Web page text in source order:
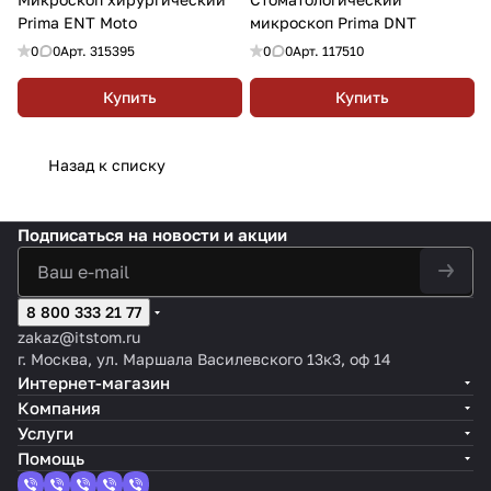
Prima ENT Moto
0 0Арт. 315395
Купить
микроскоп Prima DNT
0 0Арт. 117510
Купить
Назад к списку
Подписаться на новости и акции
8 800 333 21 77
zakaz@itstom.ru
г. Москва, ул. Маршала Василевского 13к3, оф 14
Интернет-магазин
Компания
Услуги
Помощь